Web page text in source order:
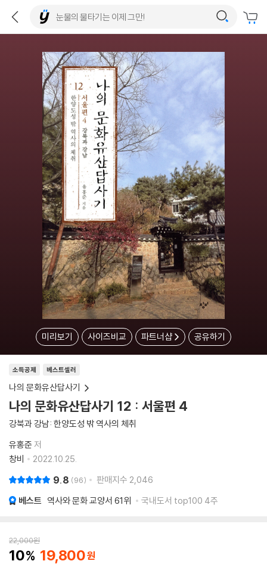
미리보기 사이즈비교 파트너샵 공유하기
소득공제 베스트셀러
나의 문화유산답사기
나의 문화유산답사기 12 : 서울편 4
강북과 강남: 한양도성 밖 역사의 체취
유홍준 저
창비
2022.10.25.
9.8 96 판매지수 2,046
베스트 역사와 문화 교양서 61위 국내도서 top100 4주
22,000원
10 19,800